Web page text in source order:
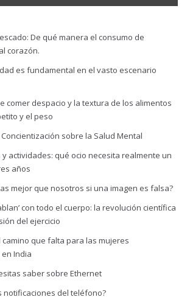
De qué manera el consumo de
corazón.
es fundamental en el vasto escenario
comer despacio y la textura de los alimentos
y el peso
sobre la Salud Mental
actividades: qué ocio necesita realmente un
años
mejor que nosotros si una imagen es falsa?
con todo el cuerpo: la revolución científica
del ejercicio
que falta para las mujeres
India
saber sobre Ethernet
notificaciones del teléfono?